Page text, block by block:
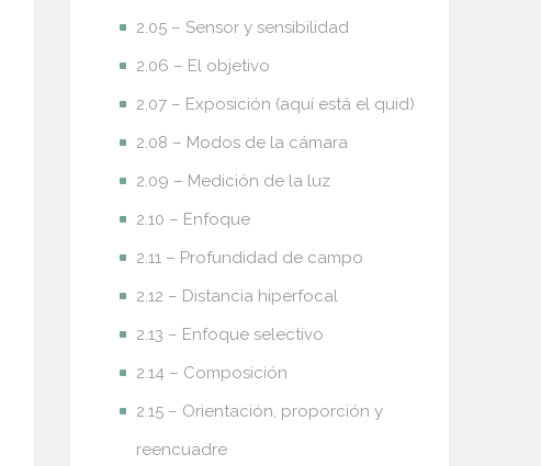
2.05 – Sensor y sensibilidad
2.06 – El objetivo
2.07 – Exposición (aquí está el quid)
2.08 – Modos de la cámara
2.09 – Medición de la luz
2.10 – Enfoque
2.11 – Profundidad de campo
2.12 – Distancia hiperfocal
2.13 – Enfoque selectivo
2.14 – Composición
2.15 – Orientación, proporción y
reencuadre